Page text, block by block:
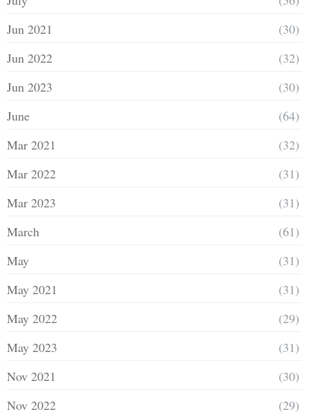
Jun 2021
(30)
Jun 2022
(32)
Jun 2023
(30)
June
(64)
Mar 2021
(32)
Mar 2022
(31)
Mar 2023
(31)
March
(61)
May
(31)
May 2021
(31)
May 2022
(29)
May 2023
(31)
Nov 2021
(30)
Nov 2022
(29)